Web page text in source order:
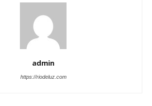
admin
https://riodeluz.com